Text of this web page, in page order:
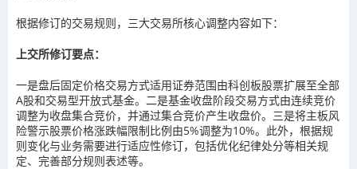
根据修订的交易规则，三大交易所核心调整内容如下：
上交所修订要点：
一是盘后固定价格交易方式适用证券范围由科创板股票扩展至全部
A股和交易型开放式基金。二是基金收盘阶段交易方式由连续竞价
调整为收盘集合竞价，并通过集合竞价产生收盘价。三是将主板风
险警示股票价格涨跌幅限制比例由5%调整为10%。此外，根据规
则变化与业务需要进行适应性修订，包括优化纪律处分等相关规
定、完善部分规则表述等。